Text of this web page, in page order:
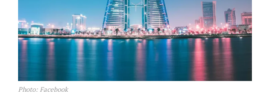
Photo: Facebook